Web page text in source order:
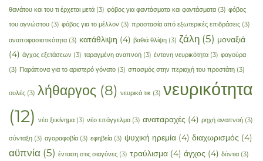
θανάτου και του τι έρχεται μετά (3) φόβος για φαντάσματα και φαντάσματα (3) φόβος
του αγνώστου (3) φόβος για το μέλλον (3) προστασία από εξωτερικές επιδράσεις (3)
αναποφασιστικότητα (3) κατάθλιψη (4) βαθιά θλίψη (3) ζάλη (5) μοναξιά
(4) άγχος εξετάσεων (3) ταραγμένη αναπνοή (3) έντονη νευρικότητα (3) φαγούρα
(3) Παράπονα για το αριστερό γόνατο (3) σπασμός στην περιοχή του προστάτη (3)
ουλές (3) λήθαργος (8) νευρικά τικ (3) νευρικότητα
(12) νέο ξεκίνημα (3) νέο επάγγελμα (3) αναταραχές (4) ρηχή αναπνοή (3)
σύνταξη (3) αγοραφοβία (3) εφηβεία (3) ψυχική ηρεμία (4) διαχωρισμός (4)
αϋπνία (5) ένταση στις σιαγόνες (3) τραύλισμα (4) άγχος (4) δόντια (3)